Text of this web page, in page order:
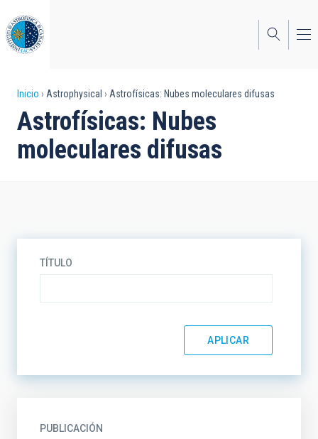
al
contenido
principal
Sobrescribir
enlaces
de
Inicio Astrophysical Astrofísicas: Nubes moleculares difusas
Astrofísicas: Nubes
moleculares difusas
TÍTULO
PUBLICACIÓN